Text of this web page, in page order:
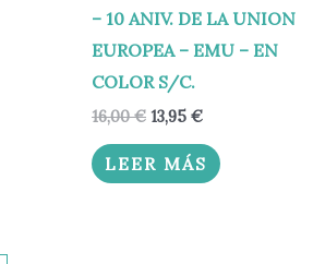
– 10 ANIV. DE LA UNION
EUROPEA – EMU – EN
COLOR S/C.
16,00€ 13,95 €
LEER MÁS